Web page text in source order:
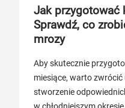
Jak przygotować
Sprawdź, co
mrozy
Aby skutecznie
miesiące, warto
stworzenie